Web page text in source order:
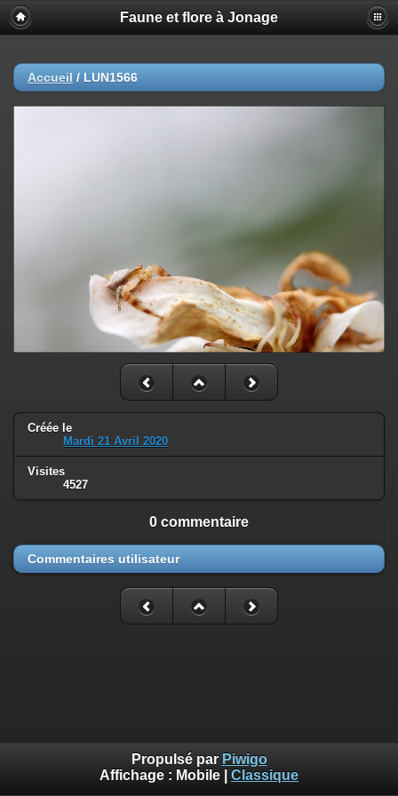
Faune et flore à Jonage
Accueil / LUN1566
Créée le
Mardi 21 Avril 2020
Visites
4527
0 commentaire
Commentaires utilisateur
Propulsé par Piwigo
Affichage : Mobile Classique